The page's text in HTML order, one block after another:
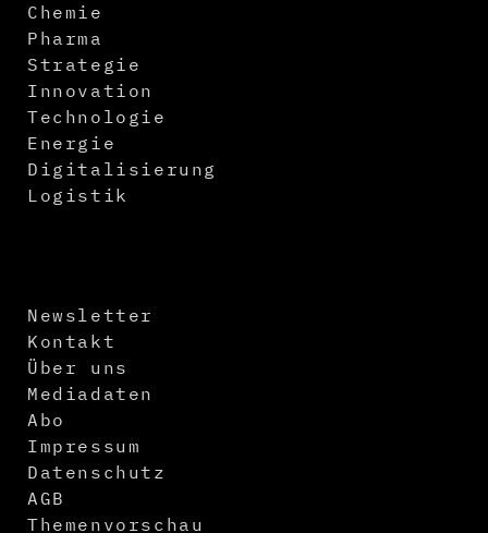
Chemie
Pharma
Strategie
Innovation
Technologie
Energie
Digitalisierung
Logistik
Newsletter
Kontakt
Über uns
Mediadaten
Abo
Impressum
Datenschutz
AGB
Themenvorschau